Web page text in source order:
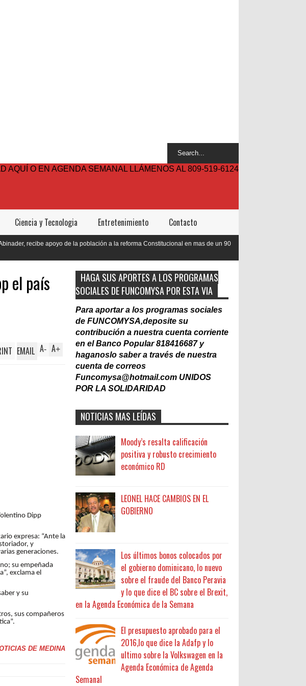
AQUÍ O EN AGENDA SEMANAL LLÁMENOS AL 809-519-6124
Ciencia y Tecnologia Entretenimiento Contacto
de la población a la reforma Constitucional en mas de un 90
Nacionalización del Trabajo,
el país
A+
A-
EMAIL
Dipp
expresa: “Ante la
y
generaciones.
su empeñada
exclama el
y su
sus compañeros
DE MEDINA
HAGA SUS APORTES A LOS PROGRAMAS
SOCIALES DE FUNCOMYSA POR ESTA VIA
Para aportar a los programas sociales
de FUNCOMYSA,deposite su
contribución a nuestra cuenta corriente
en el Banco Popular 818416687 y
haganoslo saber a través de nuestra
cuenta de correos
Funcomysa@hotmail.com UNIDOS
POR LA SOLIDARIDAD
NOTICIAS MAS LEÍDAS
Moody’s resalta calificación
positiva y robusto crecimiento
económico RD
LEONEL HACE CAMBIOS EN EL
GOBIERNO
Los últimos bonos colocados por
el gobierno dominicano, lo nuevo
sobre el fraude del Banco Peravia
y lo que dice el BC sobre el Brexit,
en la Agenda Económica de la Semana
El presupuesto aprobado para el
2016,lo que dice la Adafp y lo
ultimo sobre la Volkswagen en la
Agenda Económica de Agenda
Semanal